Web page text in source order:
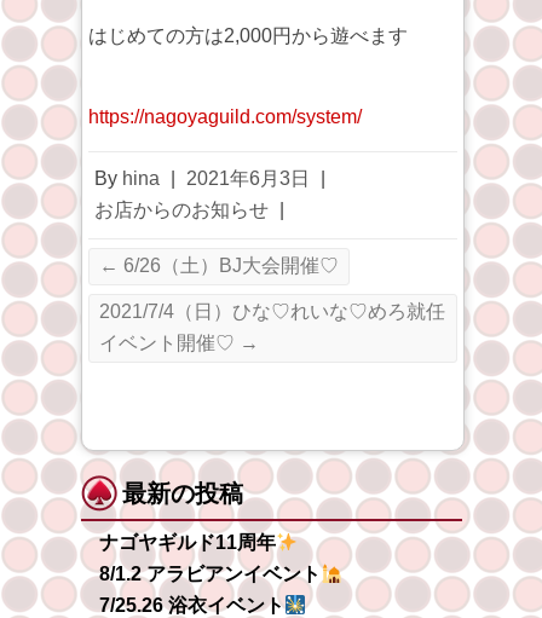
はじめての方は2,000円から遊べます
https://nagoyaguild.com/system/
By hina 2021年6月3日
お店からのお知らせ
← 6/26（土）BJ大会開催♡
2021/7/4（日）ひな♡れいな♡めろ就任
イベント開催♡ →
最新の投稿
ナゴヤギルド11周年
8/1.2 アラビアンイベント
7/25.26 浴衣イベント